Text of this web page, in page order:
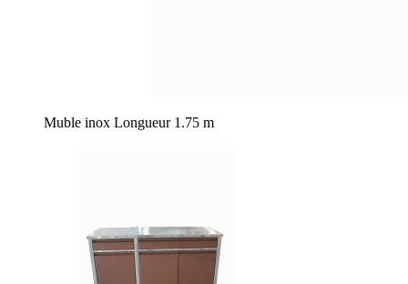
Muble inox Longueur 1.75 m